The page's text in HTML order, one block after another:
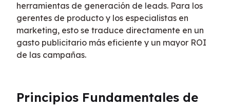
herramientas de generación de leads. Para los
gerentes de producto y los especialistas en
marketing, esto se traduce directamente en un
gasto publicitario más eficiente y un mayor ROI
de las campañas.
Principios Fundamentales de